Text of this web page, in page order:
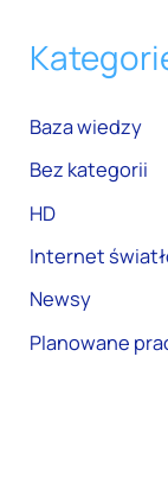
Baza wiedzy
Bez kategorii
HD
Internet
Newsy
Planowane